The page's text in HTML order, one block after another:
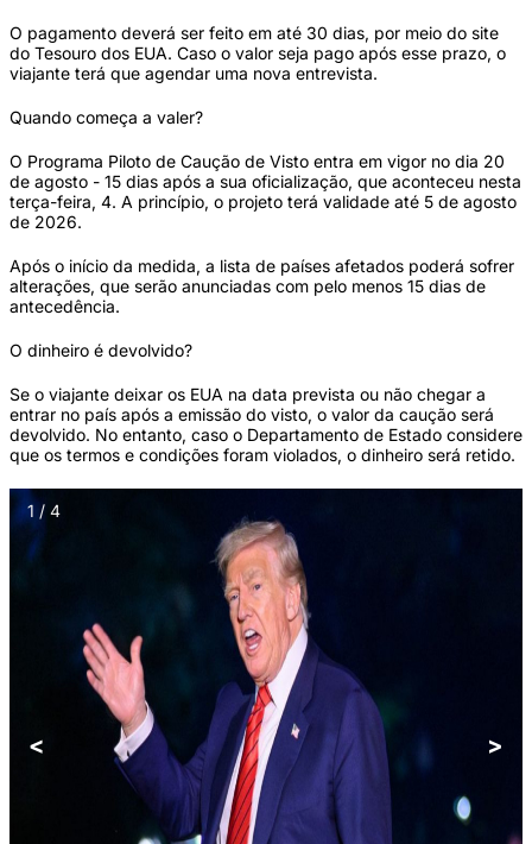
O pagamento deverá ser feito em até 30 dias, por meio do site
do Tesouro dos EUA. Caso o valor seja pago após esse prazo, o
viajante terá que agendar uma nova entrevista.
Quando começa a valer?
O Programa Piloto de Caução de Visto entra em vigor no dia 20
de agosto - 15 dias após a sua oficialização, que aconteceu nesta
terça-feira, 4. A princípio, o projeto terá validade até 5 de agosto
de 2026.
Após o início da medida, a lista de países afetados poderá sofrer
alterações, que serão anunciadas com pelo menos 15 dias de
antecedência.
O dinheiro é devolvido?
Se o viajante deixar os EUA na data prevista ou não chegar a
entrar no país após a emissão do visto, o valor da caução será
devolvido. No entanto, caso o Departamento de Estado considere
que os termos e condições foram violados, o dinheiro será retido.
1 / 4
< >